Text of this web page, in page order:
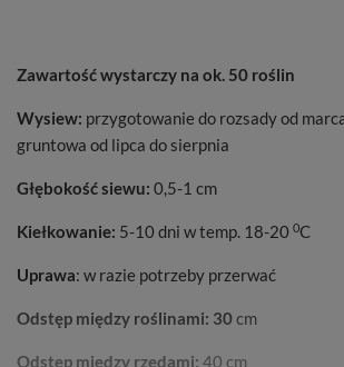
Zawartość wystarczy na ok. 50 roślin
Wysiew: przygotowanie do rozsady od
gruntowa od lipca do sierpnia
Głębokość siewu: 0,5-1 cm
Kiełkowanie: 5-10 dni w temp. 18-20 0C
Uprawa: w razie potrzeby przerwać
Odstęp między roślinami: 30cm
Odstęp między rzędami: 40 cm